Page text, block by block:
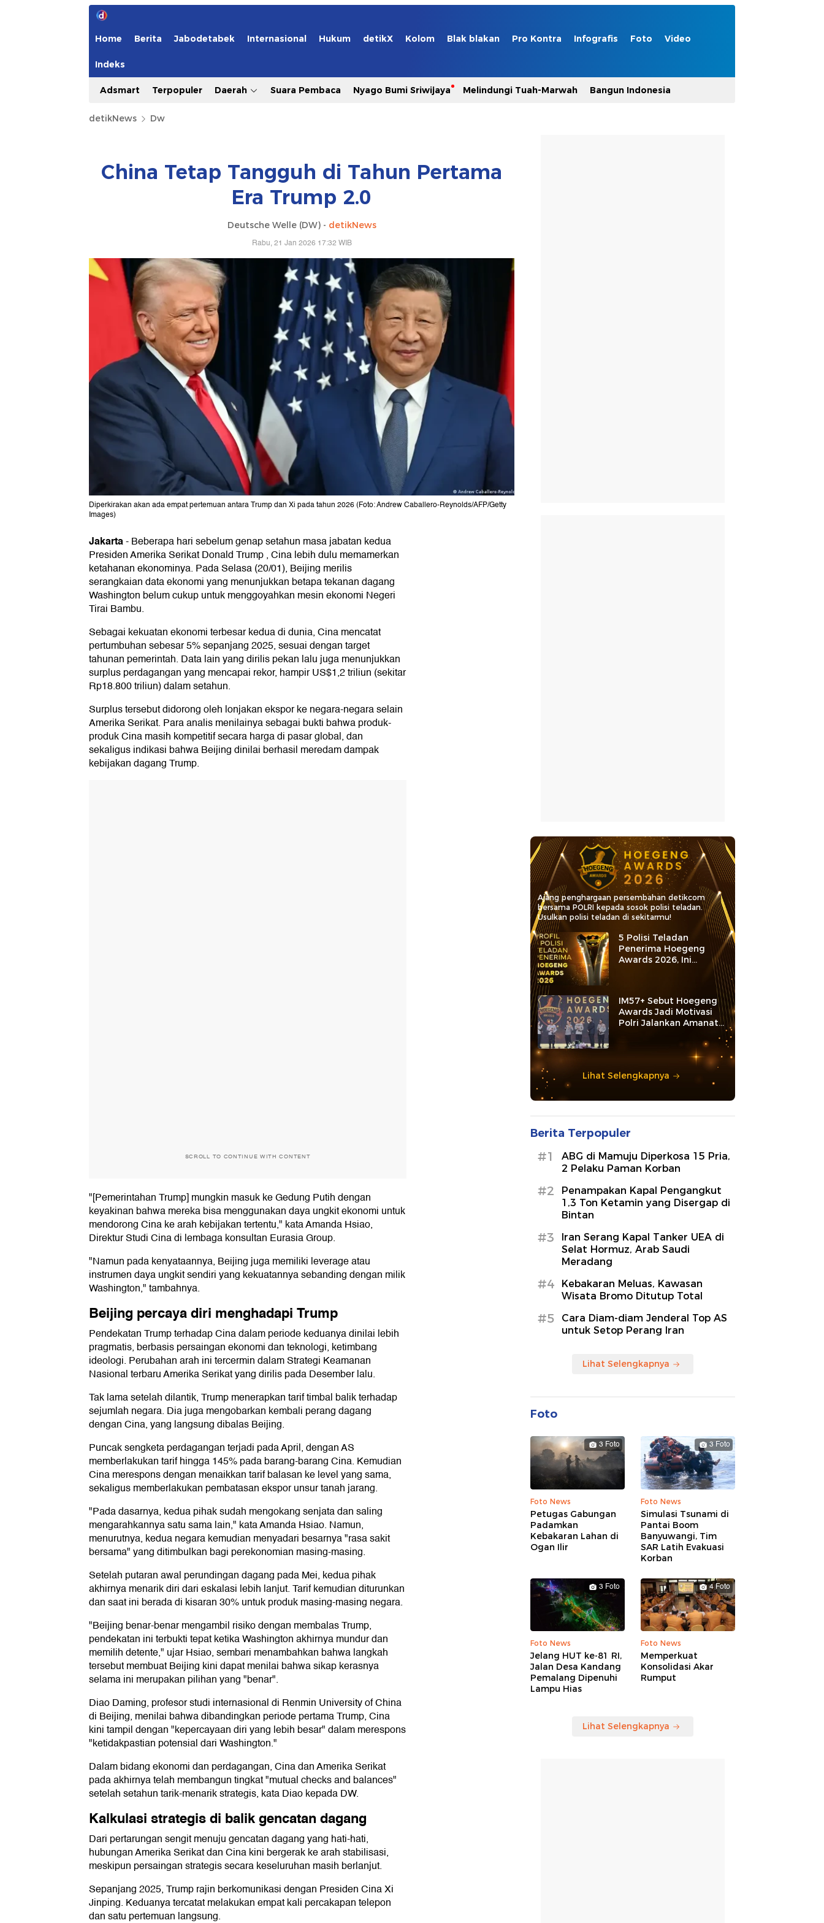
Home Berita Jabodetabek Internasional Hukum detikX Kolom Blak blakan Pro Kontra Infografis Foto Video
Indeks
Adsmart Terpopuler Daerah Suara Pembaca Nyago Bumi Sriwijaya Melindungi Tuah-Marwah Bangun Indonesia
detikNews Dw
China Tetap Tangguh di Tahun Pertama
Era Trump 2.0
Deutsche Welle (DW) - detikNews
Rabu, 21 Jan 2026 17:32 WIB
Diperkirakan akan ada empat pertemuan antara Trump dan Xi pada tahun 2026 (Foto: Andrew Caballero-Reynolds/AFP/Getty
Images)
Jakarta-Beberapa hari sebelum genap setahun masa jabatan kedua
Presiden Amerika Serikat Donald Trump , Cina lebih dulu memamerkan
ketahanan ekonominya. Pada Selasa (20/01), Beijing merilis
serangkaian data ekonomi yang menunjukkan betapa tekanan dagang
Washington belum cukup untuk menggoyahkan mesin ekonomi Negeri
Tirai Bambu.
Sebagai kekuatan ekonomi terbesar kedua di dunia, Cina mencatat
pertumbuhan sebesar 5% sepanjang 2025, sesuai dengan target
tahunan pemerintah. Data lain yang dirilis pekan lalu juga menunjukkan
surplus perdagangan yang mencapai rekor, hampir US$1,2 triliun (sekitar
Rp18.800 triliun) dalam setahun.
Surplus tersebut didorong oleh lonjakan ekspor ke negara-negara selain
Amerika Serikat. Para analis menilainya sebagai bukti bahwa produk-
produk Cina masih kompetitif secara harga di pasar global, dan
sekaligus indikasi bahwa Beijing dinilai berhasil meredam dampak
kebijakan dagang Trump.
SCROLL TO CONTINUE WITH CONTENT
"[Pemerintahan Trump] mungkin masuk ke Gedung Putih dengan
keyakinan bahwa mereka bisa menggunakan daya ungkit ekonomi untuk
mendorong Cina ke arah kebijakan tertentu," kata Amanda Hsiao,
Direktur Studi Cina di lembaga konsultan Eurasia Group.
"Namun pada kenyataannya, Beijing juga memiliki leverage atau
instrumen daya ungkit sendiri yang kekuatannya sebanding dengan milik
Washington," tambahnya.
Beijing percaya diri menghadapi Trump
Pendekatan Trump terhadap Cina dalam periode keduanya dinilai lebih
pragmatis, berbasis persaingan ekonomi dan teknologi, ketimbang
ideologi. Perubahan arah ini tercermin dalam Strategi Keamanan
Nasional terbaru Amerika Serikat yang dirilis pada Desember lalu.
Tak lama setelah dilantik, Trump menerapkan tarif timbal balik terhadap
sejumlah negara. Dia juga mengobarkan kembali perang dagang
dengan Cina, yang langsung dibalas Beijing.
Puncak sengketa perdagangan terjadi pada April, dengan AS
memberlakukan tarif hingga 145% pada barang-barang Cina. Kemudian
Cina merespons dengan menaikkan tarif balasan ke level yang sama,
sekaligus memberlakukan pembatasan ekspor unsur tanah jarang.
"Pada dasarnya, kedua pihak sudah mengokang senjata dan saling
mengarahkannya satu sama lain," kata Amanda Hsiao. Namun,
menurutnya, kedua negara kemudian menyadari besarnya "rasa sakit
bersama" yang ditimbulkan bagi perekonomian masing-masing.
Setelah putaran awal perundingan dagang pada Mei, kedua pihak
akhirnya menarik diri dari eskalasi lebih lanjut. Tarif kemudian diturunkan
dan saat ini berada di kisaran 30% untuk produk masing-masing negara.
"Beijing benar-benar mengambil risiko dengan membalas Trump,
pendekatan ini terbukti tepat ketika Washington akhirnya mundur dan
memilih detente," ujar Hsiao, sembari menambahkan bahwa langkah
tersebut membuat Beijing kini dapat menilai bahwa sikap kerasnya
selama ini merupakan pilihan yang "benar".
Diao Daming, profesor studi internasional di Renmin University of China
di Beijing, menilai bahwa dibandingkan periode pertama Trump, Cina
kini tampil dengan "kepercayaan diri yang lebih besar" dalam merespons
"ketidakpastian potensial dari Washington."
Dalam bidang ekonomi dan perdagangan, Cina dan Amerika Serikat
pada akhirnya telah membangun tingkat "mutual checks and balances"
setelah setahun tarik-menarik strategis, kata Diao kepada DW.
Kalkulasi strategis di balik gencatan dagang
Dari pertarungan sengit menuju gencatan dagang yang hati-hati,
hubungan Amerika Serikat dan Cina kini bergerak ke arah stabilisasi,
meskipun persaingan strategis secara keseluruhan masih berlanjut.
Sepanjang 2025, Trump rajin berkomunikasi dengan Presiden Cina Xi
Jinping. Keduanya tercatat melakukan empat kali percakapan telepon
dan satu pertemuan langsung.
Ajang penghargaan persembahan detikcom
bersama POLRI kepada sosok polisi teladan.
Usulkan polisi teladan di sekitarmu!
5 Polisi Teladan
Penerima Hoegeng
Awards 2026, Ini
Kategori dan Kiprahnya
IM57+ Sebut Hoegeng
Awards Jadi Motivasi
Polri Jalankan Amanat
Lihat Selengkapnya
Berita Terpopuler
#1
ABG di Mamuju Diperkosa 15 Pria,
2 Pelaku Paman Korban
#2
Penampakan Kapal Pengangkut
1,3 Ton Ketamin yang Disergap di
Bintan
#3
Iran Serang Kapal Tanker UEA di
Selat Hormuz, Arab Saudi
Meradang
#4
Kebakaran Meluas, Kawasan
Wisata Bromo Ditutup Total
#5
Cara Diam-diam Jenderal Top AS
untuk Setop Perang Iran
Lihat Selengkapnya
Foto
3 Foto
Foto News
Petugas Gabungan
Padamkan
Kebakaran Lahan di
Ogan Ilir
3 Foto
Foto News
Simulasi Tsunami di
Pantai Boom
Banyuwangi, Tim
SAR Latih Evakuasi
Korban
3 Foto
Foto News
Jelang HUT ke-81 RI,
Jalan Desa Kandang
Pemalang Dipenuhi
Lampu Hias
4 Foto
Foto News
Memperkuat
Konsolidasi Akar
Rumput
Lihat Selengkapnya